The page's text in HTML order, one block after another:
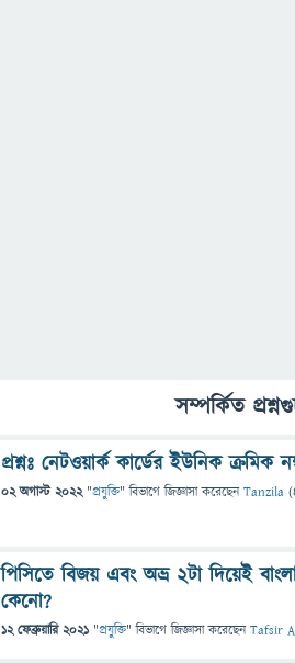
সম্পর্কিত
প্রশ্নঃ নেটওয়ার্ক কার্ডের ইউনিক ক্রমিক
02 অগাস্ট 2022 "প্রযুক্তি" বিভাগে জিজ্ঞাসাকরেছেনTanzila (
পিসিতে বিজয় এবং অভ্র ২টা দিয়েই
কেনো?
12 ফেব্রুয়ারি 2021 "প্রযুক্তি" বিভাগে জিজ্ঞাসাকরেছেনTafsir